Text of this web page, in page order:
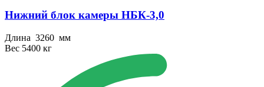
Нижний блок камеры НБК⁠-⁠3,0
Длина 3260 мм
Вес 5400 кг